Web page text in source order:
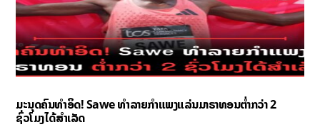
ມະນຸດຄົນທຳອິດ! Sawe ທຳລາຍກຳແພງແລ່ນມາຣາທອນຕ່ຳກວ່າ 2
ຊົ່ວໂມງໄດ້ສຳເລັດ